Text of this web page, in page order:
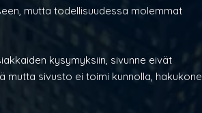
mutta todellisuudessa molemmat
kysymyksiin, sivunne eivät
mutta sivusto ei toimi kunnolla, hakukone